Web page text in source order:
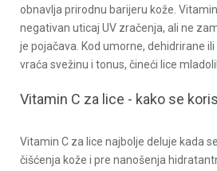
obnavlja prirodnu barijeru kože.
negativan uticaj UV zračenja, ali ne
je pojačava. Kod umorne, dehidrirane
vraća svežinu i tonus, čineći lice
Vitamin C za lice - kako se
Vitamin C za lice najbolje deluje kada
čišćenja kože i pre nanošenja